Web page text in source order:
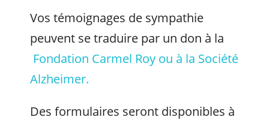
Vos témoignages de sympathie
peuvent se traduire par un don à la
Fondation Carmel Roy ou à la Société
Alzheimer.
Des formulaires seront disponibles à